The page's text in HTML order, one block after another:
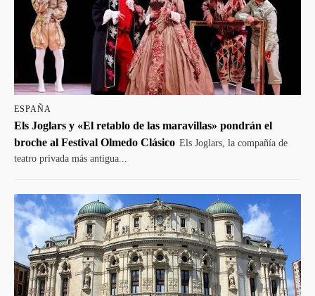
ESPAÑA
Els Joglars y «El retablo de las maravillas» pondrán el
broche al Festival Olmedo Clásico Els Joglars, la compañía de
teatro privada más antigua...